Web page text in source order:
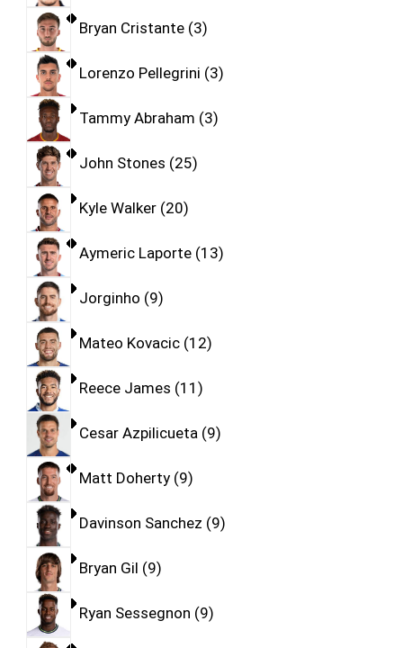
Bryan Cristante 3
Lorenzo Pellegrini 3
Tammy Abraham 3
John Stones 25
Kyle Walker 20
Aymeric Laporte 13
Jorginho 9
Mateo Kovacic 12
Reece James 11
Cesar Azpilicueta 9
Matt Doherty 9
Davinson Sanchez 9
Bryan Gil 9
Ryan Sessegnon 9